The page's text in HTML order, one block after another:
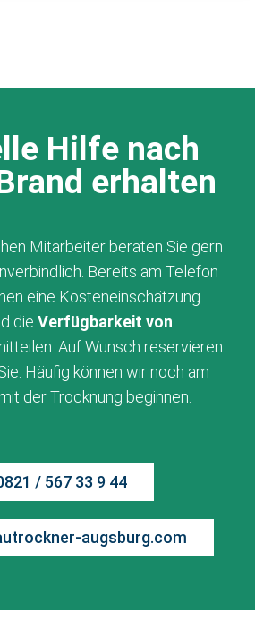
Hilfe nach
erhalten
Mitarbeiter beraten Sie gern
Bereits am Telefon
eine Kosteneinschätzung
die Verfügbarkeit von
Auf Wunsch reservieren
Häufig können wir noch am
der Trocknung beginnen.
/ 567 33 9 44
augsburg.com